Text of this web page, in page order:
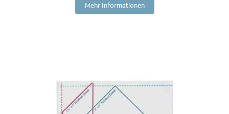
Mehr Informationen